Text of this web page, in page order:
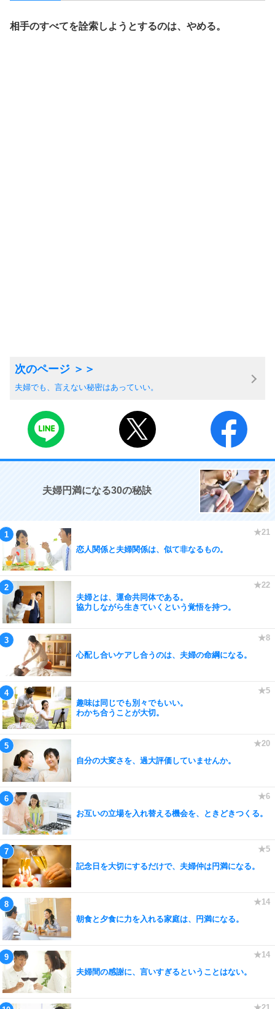
相手のすべてを詮索しようとするのは、やめる。
夫婦でも、言えない秘密はあっていい。
夫婦円満になる30の秘訣
恋人関係と夫婦関係は、似て非なるもの。
夫婦とは、運命共同体である。
協力しながら生きていくという覚悟を持つ。
心配し合いケアし合うのは、夫婦の命綱になる。
趣味は同じでも別々でもいい。
わかち合うことが大切。
自分の大変さを、過大評価していませんか。
お互いの立場を入れ替える機会を、ときどきつくる。
記念日を大切にするだけで、夫婦仲は円満になる。
朝食と夕食に力を入れる家庭は、円満になる。
夫婦間の感謝に、言いすぎるということはない。